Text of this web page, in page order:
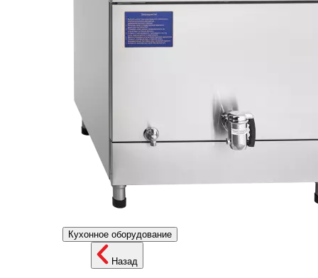
Кухонное оборудование
Назад